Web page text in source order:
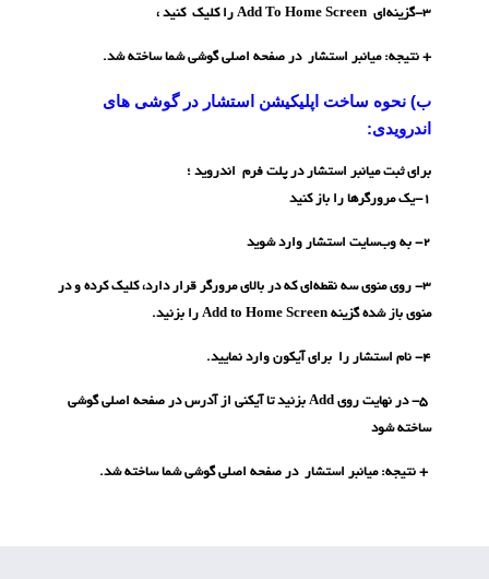
3-گزینه‌ای Add To Home Screen را کلیک کنید ،
+ نتیجه: میانبر استشار در صفحه اصلی گوشی شما ساخته شد.
ب) نحوه ساخت اپلیکیشن استشار در گوشی های
اندرویدی:
برای ثبت میانبر استشار در پلت فرم اندروید ؛
1-یک مرورگرها را باز کنید
2- به وب‌سایت استشار وارد شوید
3- روی منوی سه نقطه‌ای که در بالای مرورگر قرار دارد، کلیک کرده و در
منوی باز شده گزینه Add to Home Screen را بزنید.
4- نام استشار را برای آیکون وارد نمایید.
5- در نهایت روی Add بزنید تا آیکنی از آدرس در صفحه اصلی گوشی
ساخته شود
+ نتیجه: میانبر استشار در صفحه اصلی گوشی شما ساخته شد.